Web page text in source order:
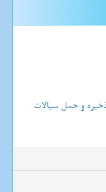
و حمل سیالات